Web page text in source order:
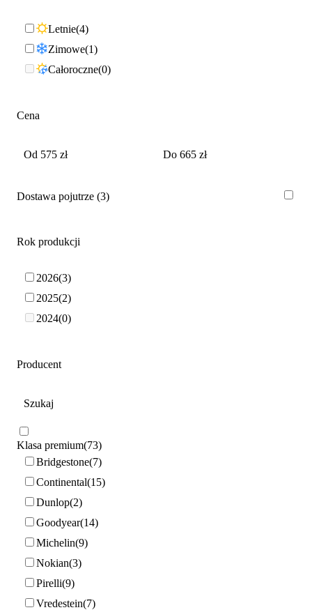
Letnie 4
Zimowe 1
Całoroczne 0
Cena
Dostawa pojutrze 3
Rok produkcji
2026 3
2025 2
2024 0
Producent
Klasa premium 73
Bridgestone 7
Continental 15
Dunlop 2
Goodyear 14
Michelin 9
Nokian 3
Pirelli 9
Vredestein 7